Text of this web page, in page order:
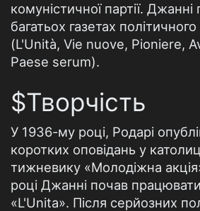
комуністичної партії.
багатьох газетах
(L'Unità, Vie nuove, Pioniere,
Paese serum).
$Творчість
У 1936-му році, Родарі
коротких оповідань у
тижневику «Молодіжна
році Джанні почав працювати
«L'Unita». Після серйозних